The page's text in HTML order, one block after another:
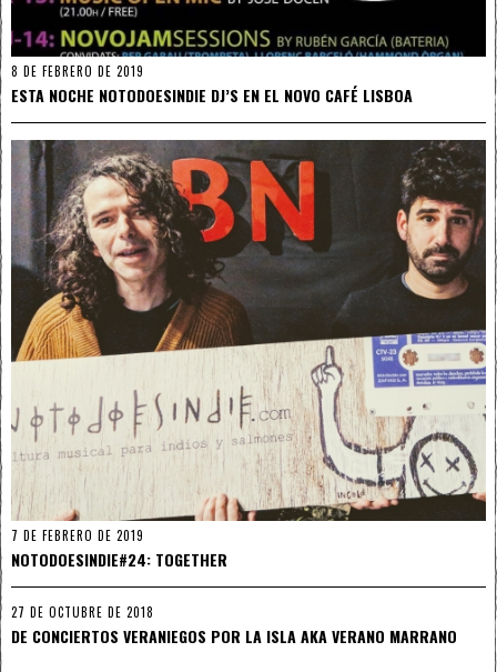
8 DE FEBRERO DE 2019
ESTA NOCHE NOTODOESINDIE DJ’S EN EL NOVO CAFÉ LISBOA
7 DE FEBRERO DE 2019
NOTODOESINDIE#24: TOGETHER
27 DE OCTUBRE DE 2018
DE CONCIERTOS VERANIEGOS POR LA ISLA AKA VERANO MARRANO